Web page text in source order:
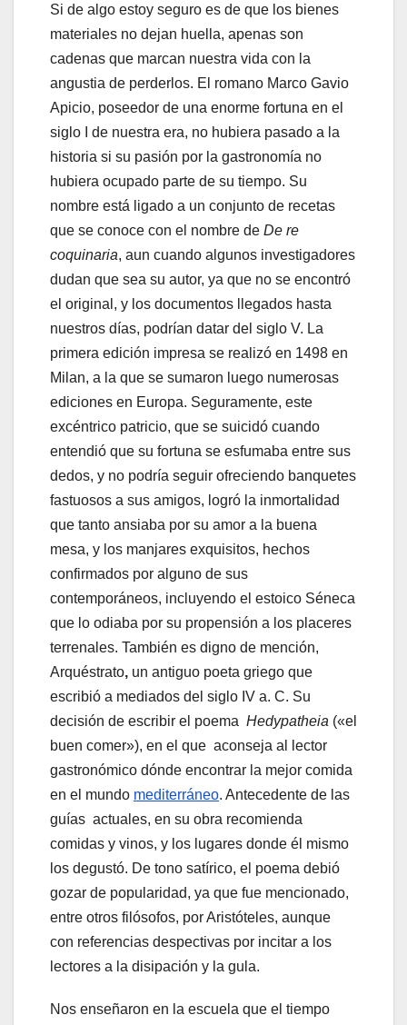
Si de algo estoy seguro es de que los bienes
materiales no dejan huella, apenas son
cadenas que marcan nuestra vida con la
angustia de perderlos. El romano Marco Gavio
Apicio, poseedor de una enorme fortuna en el
siglo I de nuestra era, no hubiera pasado a la
historia si su pasión por la gastronomía no
hubiera ocupado parte de su tiempo. Su
nombre está ligado a un conjunto de recetas
que se conoce con el nombre de De re
coquinaria, aun cuando algunos investigadores
dudan que sea su autor, ya que no se encontró
el original, y los documentos llegados hasta
nuestros días, podrían datar del siglo V. La
primera edición impresa se realizó en 1498 en
Milan, a la que se sumaron luego numerosas
ediciones en Europa. Seguramente, este
excéntrico patricio, que se suicidó cuando
entendió que su fortuna se esfumaba entre sus
dedos, y no podría seguir ofreciendo banquetes
fastuosos a sus amigos, logró la inmortalidad
que tanto ansiaba por su amor a la buena
mesa, y los manjares exquisitos, hechos
confirmados por alguno de sus
contemporáneos, incluyendo el estoico Séneca
que lo odiaba por su propensión a los placeres
terrenales. También es digno de mención,
Arquéstrato, un antiguo poeta griego que
escribió a mediados del siglo IV a. C. Su
decisión de escribir el poema Hedypatheia («el
buen comer»), en el que aconseja al lector
gastronómico dónde encontrar la mejor comida
en el mundo mediterráneo. Antecedente de las
guías actuales, en su obra recomienda
comidas y vinos, y los lugares donde él mismo
los degustó. De tono satírico, el poema debió
gozar de popularidad, ya que fue mencionado,
entre otros filósofos, por Aristóteles, aunque
con referencias despectivas por incitar a los
lectores a la disipación y la gula.
Nos enseñaron en la escuela que el tiempo